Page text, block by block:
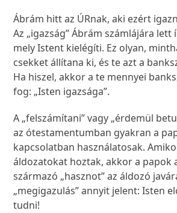
Ábrám hitt az ÚRnak, aki ezért
Az „igazság” Ábrám számlájára lett
mely Istent kielégíti. Ez olyan,
csekket állítana ki, és te azt a
Ha hiszel, akkor a te mennyei
fog: „Isten igazsága”.
A „felszámítani” vagy „érdemül
az ótestamentumban gyakran a
kapcsolatban használatosak.
áldozatokat hoztak, akkor a papok
származó „hasznot” az áldozó
„megigazulás” annyit jelent: Isten
tudni!